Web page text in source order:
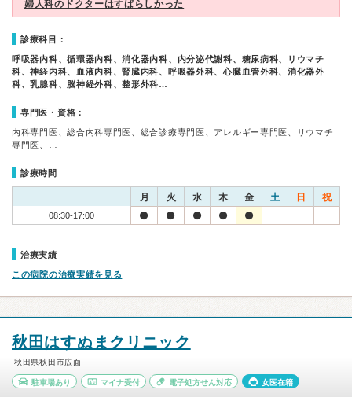
婦人科のドクターはすばらしかった
診療科目：
呼吸器内科、循環器内科、消化器内科、内分泌代謝科、糖尿病科、リウマチ
科、神経内科、血液内科、腎臓内科、呼吸器外科、心臓血管外科、消化器外
科、乳腺科、脳神経外科、整形外科…
専門医・資格：
内科専門医、総合内科専門医、総合診療専門医、アレルギー専門医、リウマチ
専門医、…
診療時間
月 火 水 木 金 土 日 祝
08:30-17:00
治療実績
この病院の治療実績を見る
秋田はすぬまクリニック
秋田県秋田市広面
駐車場あり マイナ受付 電子処方せん対応 女医在籍